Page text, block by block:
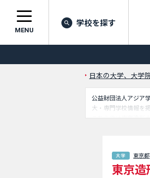
MENU
学校を探す
日本の大学、大学
公益財団法人アジア
大・専門学校情報を
こちらでは東京造形
東京都
東京造